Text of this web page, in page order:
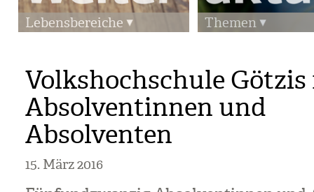
Lebensbereiche Themen
Volkshochschule
Absolventinnen und
Absolventen
15. März 2016